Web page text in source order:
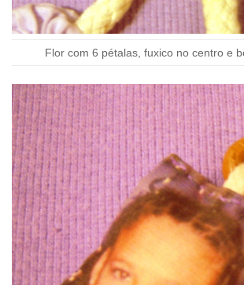
Flor com 6 pétalas, fuxico no centro e